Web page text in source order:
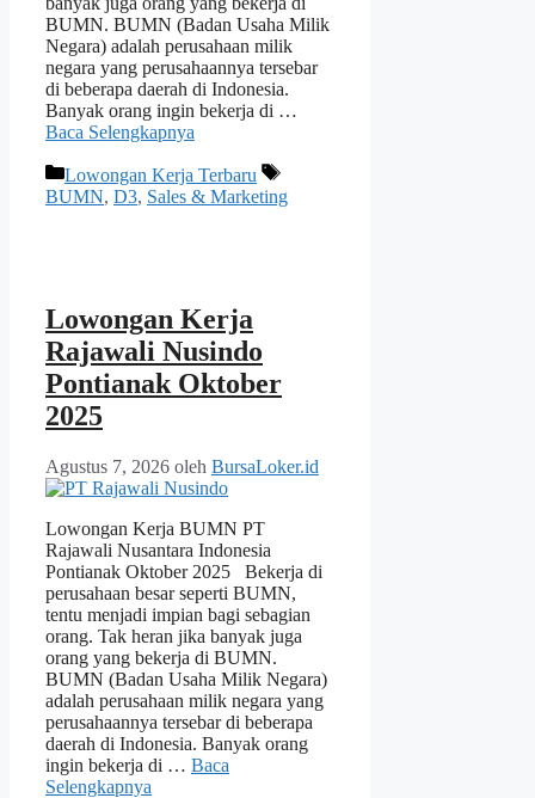
BUMN. BUMN (Badan Usaha Milik
Negara) adalah perusahaan milik
negara yang perusahaannya tersebar
di beberapa daerah di Indonesia.
Banyak orang ingin bekerja di …
Baca Selengkapnya
Kategori
Lowongan Kerja Terbaru
Tag
BUMN, D3, Sales & Marketing
Lowongan Kerja
Rajawali Nusindo
Pontianak Oktober
2025
Agustus 7, 2026 oleh BursaLoker.id
Lowongan Kerja BUMN PT
Rajawali Nusantara Indonesia
Pontianak Oktober 2025 Bekerja di
perusahaan besar seperti BUMN,
tentu menjadi impian bagi sebagian
orang. Tak heran jika banyak juga
orang yang bekerja di BUMN.
BUMN (Badan Usaha Milik Negara)
adalah perusahaan milik negara yang
perusahaannya tersebar di beberapa
daerah di Indonesia. Banyak orang
ingin bekerja di … Baca
Selengkapnya